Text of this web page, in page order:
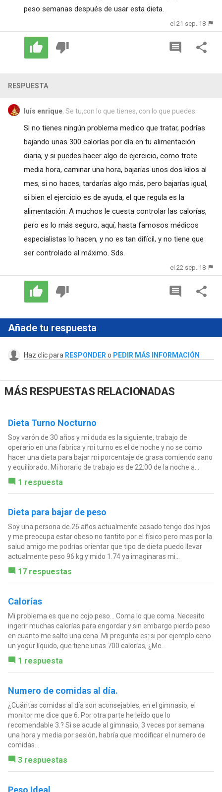
peso semanas después de usar esta dieta.
el 21 sep. 18
RESPUESTA
luis enrique, Se tu,con lo que tienes, con lo que puedes.
Si no tienes ningún problema medico que tratar, podrías
bajando unas 300 calorías por día en tu alimentación
diaria, y si puedes hacer algo de ejercicio, como trote
media hora, caminar una hora, bajarías unos dos kilos al
mes, si no haces, tardarías algo más, pero bajarías igual,
si bien el ejercicio es de ayuda, el que regula es la
alimentación. A muchos le cuesta controlar las calorías,
pero es lo más seguro, aquí, hasta famosos médicos
especialistas lo hacen, y no es tan difícil, y no tiene que
ser controlado al máximo. Sds.
el 22 sep. 18
Añade tu respuesta
Haz clic para RESPONDER o PEDIR MÁS INFORMACIÓN
MÁS RESPUESTAS RELACIONADAS
Dieta Turno Nocturno
Soy varón de 30 años y mi duda es la siguiente, trabajo de
operario en una fabrica y mi turno es el de noche y no se como
hacer una dieta para bajar mi porcentaje de grasa comiendo sano
y equilibrado. Mi horario de trabajo es de 22:00 de la noche a...
1 respuesta
Dieta para bajar de peso
Soy una persona de 26 años actualmente casado tengo dos hijos
y me preocupa estar obeso no tantito por el físico pero mas por la
salud amigo me podrías orientar que tipo de dieta puedo llevar
actualmente peso 96 kg y mido 1.74 ya imaginaras mi...
17 respuestas
Calorías
Mi problema es que no cojo peso... Coma lo que coma. Necesito
ingerir muchas calorías para engordar y sin embargo pierdo peso
en cuanto me salto una cena. Mi pregunta es: si por ejemplo ceno
un yogur líquido, que tiene unas 700 calorías, ¿Me...
1 respuesta
Numero de comidas al día.
¿Cuántas comidas al día son aconsejables, en el gimnasio, el
monitor me dice que 6. Por otra parte he leído que lo
recomendable 3.? Si se acude al gimnasio, 3 veces por semana
una hora y media por sesión, habría que modificar el numero de
comidas...
3 respuestas
Peso Ideal